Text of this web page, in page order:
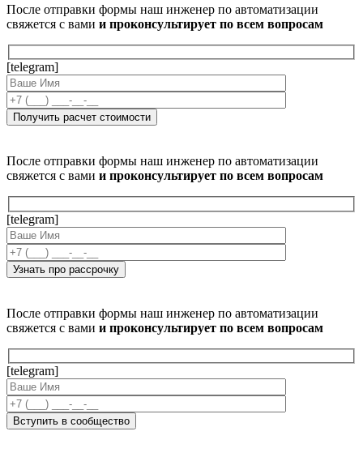
После отправки формы наш инженер по автоматизации
свяжется с вами и проконсультирует по всем вопросам
[telegram]
После отправки формы наш инженер по автоматизации
свяжется с вами и проконсультирует по всем вопросам
[telegram]
После отправки формы наш инженер по автоматизации
свяжется с вами и проконсультирует по всем вопросам
[telegram]